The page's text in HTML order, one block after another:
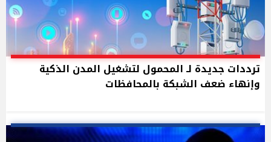
ترددات جديدة لـ المحمول لتشغيل المدن الذكية
وإنهاء ضعف الشبكة بالمحافظات